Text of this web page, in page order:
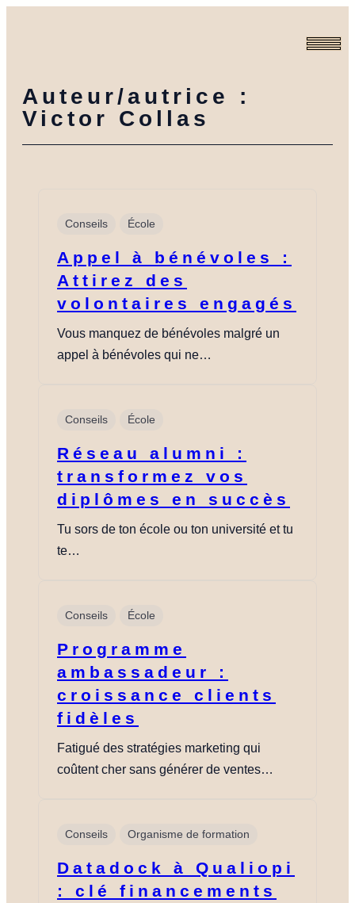
Auteur/autrice :
Victor Collas
Conseils École
Appel à bénévoles :
Attirez des
volontaires engagés
Vous manquez de bénévoles malgré un
appel à bénévoles qui ne…
Conseils École
Réseau alumni :
transformez vos
diplômes en succès
Tu sors de ton école ou ton université et tu
te…
Conseils École
Programme
ambassadeur :
croissance clients
fidèles
Fatigué des stratégies marketing qui
coûtent cher sans générer de ventes…
Conseils Organisme de formation
Datadock à Qualiopi
: clé financements